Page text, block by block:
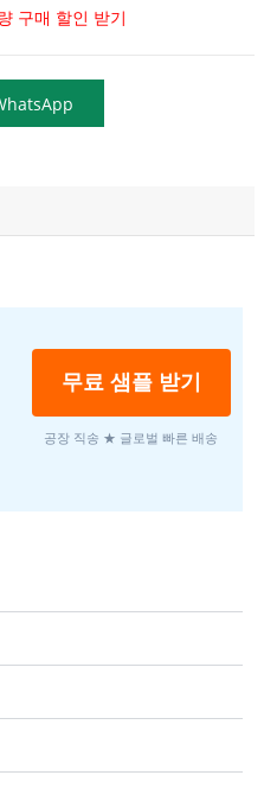
구매 할인 받기
무료 샘플 받기
공장 직송 ★ 글로벌 빠른 배송